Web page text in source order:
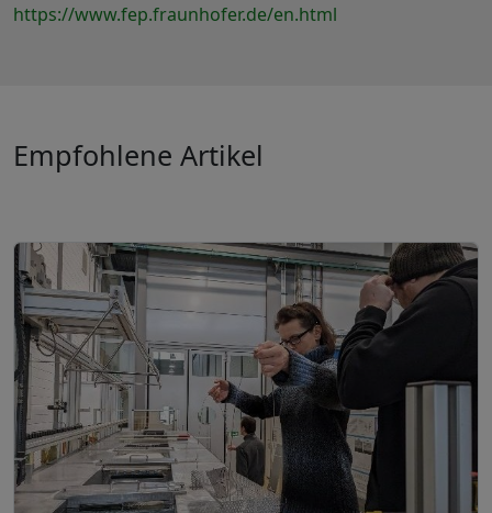
https://www.fep.fraunhofer.de/en.html
Empfohlene Artikel